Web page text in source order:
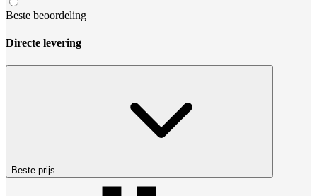
Beste beoordeling
Directe levering
Beste prijs